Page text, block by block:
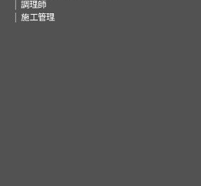
調理師
施工管理